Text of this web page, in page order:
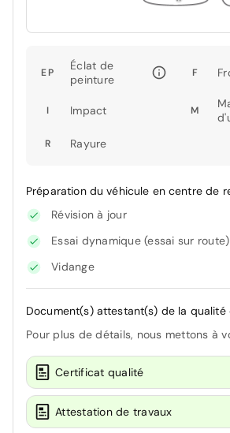
EP
Éclat de
peinture
F
I Impact M
R Rayure
Préparation du véhicule en centre de
Révision à jour
Essai dynamique (essai sur route)
Vidange
Document(s) attestant(s) de la qualité
Pour plus de détails, nous mettons à
Certificat qualité
Attestation de travaux